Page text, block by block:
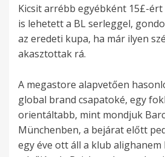
Kicsit arrébb egyébként 15£-
is lehetett a BL serleggel,
az eredeti kupa, ha már ilyen
akasztottak rá.
A megastore alapvetően
global brand csapatoké, egy
orientáltabb, mint mondjuk
Münchenben, a bejárat előtt
egy éve ott áll a klub